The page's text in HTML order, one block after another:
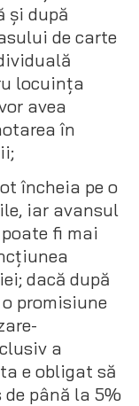
și după
de carte
locuința
avea
în
încheia pe o
iar avansul
fi mai
dacă după
promisiune
a
e obligat să
până la 5%